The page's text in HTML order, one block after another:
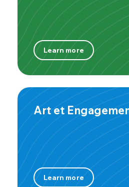
Learn more
Art et
Learn more